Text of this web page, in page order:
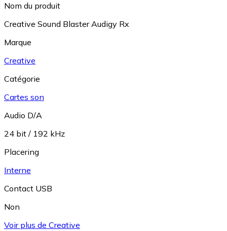
Nom du produit
Creative Sound Blaster Audigy Rx
Marque
Creative
Catégorie
Cartes son
Audio D/A
24 bit / 192 kHz
Placering
Interne
Contact USB
Non
Voir plus de Creative